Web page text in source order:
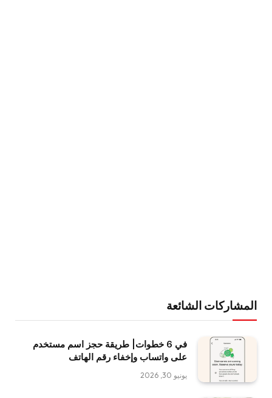
المشاركات الشائعة
في 6 خطوات| طريقة حجز اسم مستخدم
على واتساب وإخفاء رقم الهاتف
يونيو 30, 2026